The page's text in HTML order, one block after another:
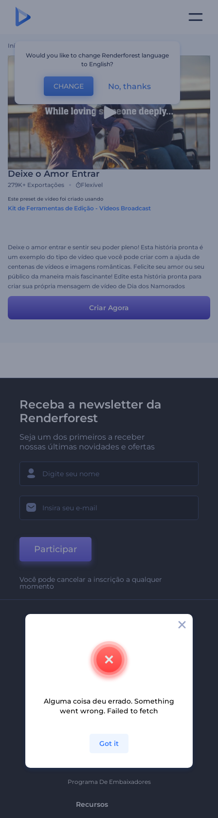
Início
Deixe o Amor Entrar
279K+ Exportações Flexível
Este preset de vídeo foi criado usando
Kit de Ferramentas de Edição - Vídeos Broadcast
Deixe o amor entrar e sentir seu poder pleno! Esta história pronta é
um exemplo do tipo de vídeo que você pode criar com a ajuda de
centenas de vídeos e imagens românticas. Felicite seu amor ou seu
público da maneira mais fascinante! Edite esta história pronta para
criar sua própria mensagem de vídeo de Dia dos Namorados
imediatamente!
Criar Agora
Receba a newsletter da
Renderforest
Seja um dos primeiros a receber
nossas últimas novidades e ofertas
Participar
Você pode cancelar a inscrição a qualquer
momento
Contate-Nos
Carreiras
Programa De Afiliados
Programa De Embaixadores
Recursos
Would you like to change Renderforest language
to English?
CHANGE No, thanks
Alguma coisa deu errado. Something
went wrong. Failed to fetch
Got it